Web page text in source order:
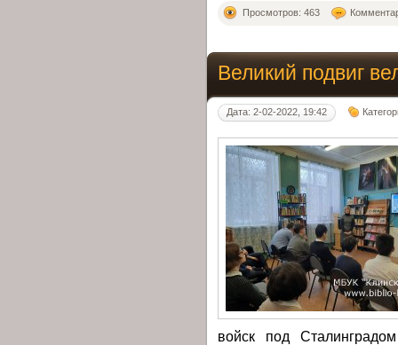
Просмотров: 463
Великий подвиг
Дата: 2-02-2022, 19:42
войск под